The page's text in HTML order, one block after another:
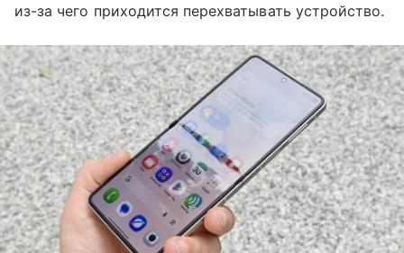
из-за чего приходится перехватывать устройство.